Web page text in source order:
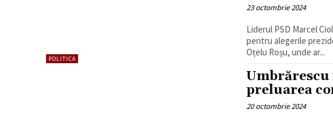
POLITICA
23 octombrie 2024
Liderul PSD Marcel
pentru alegerile
Oțelu Roșu, unde ar...
Umbrărescu
preluarea
20 octombrie 2024